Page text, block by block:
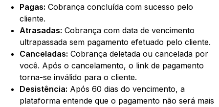
Pagas: Cobrança concluída com sucesso pelo
cliente.
Atrasadas: Cobrança com data de vencimento
ultrapassada sem pagamento efetuado pelo cliente.
Canceladas: Cobrança deletada ou cancelada por
você. Após o cancelamento, o link de pagamento
torna-se inválido para o cliente.
Desistência: Após 60 dias do vencimento, a
plataforma entende que o pagamento não será mais